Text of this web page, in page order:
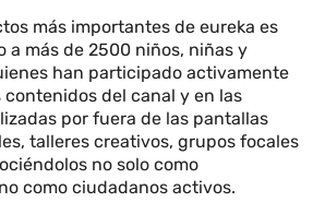
más importantes de eureka es
a más de 2500 niños, niñas y
han participado activamente
del canal y en las
por fuera de las pantallas
talleres creativos, grupos focales
no solo como
como ciudadanos activos.